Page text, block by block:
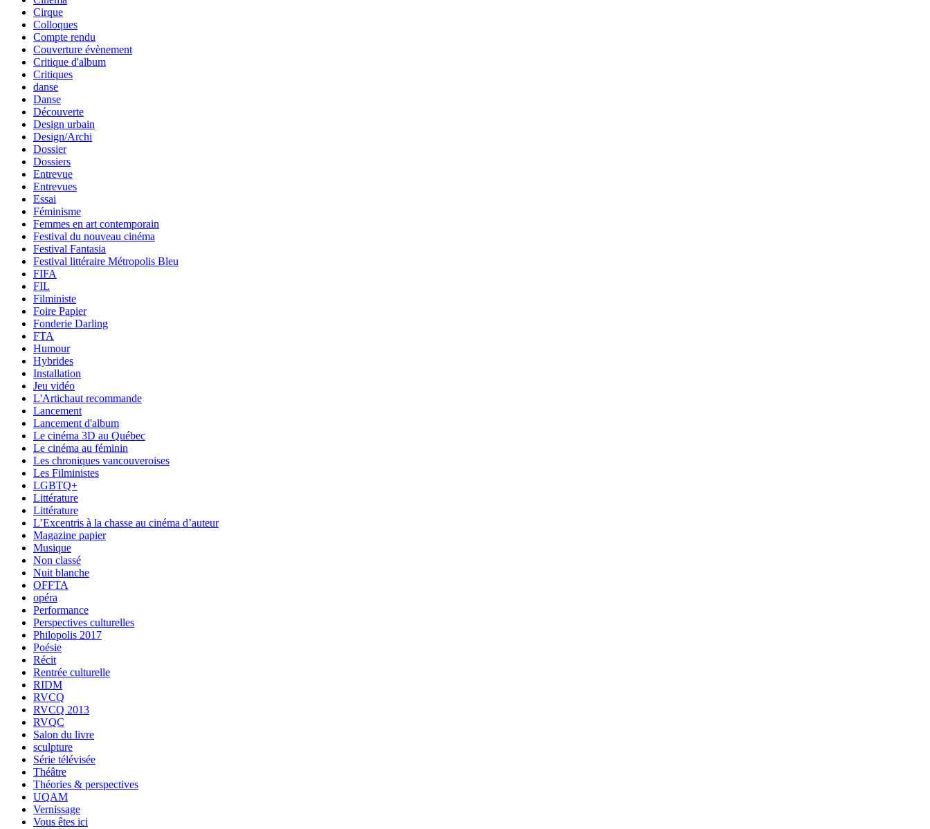
Cirque
Colloques
Compte rendu
Couverture évènement
Critique d'album
Critiques
danse
Danse
Découverte
Design urbain
Design/Archi
Dossier
Dossiers
Entrevue
Entrevues
Essai
Féminisme
Femmes en art contemporain
Festival du nouveau cinéma
Festival Fantasia
Festival littéraire Métropolis Bleu
FIFA
FIL
Filministe
Foire Papier
Fonderie Darling
FTA
Humour
Hybrides
Installation
Jeu vidéo
L'Artichaut recommande
Lancement
Lancement d'album
Le cinéma 3D au Québec
Le cinéma au féminin
Les chroniques vancouveroises
Les Filministes
LGBTQ+
Littérature
Littérature
L’Excentris à la chasse au cinéma d’auteur
Magazine papier
Musique
Non classé
Nuit blanche
OFFTA
opéra
Performance
Perspectives culturelles
Philopolis 2017
Poésie
Récit
Rentrée culturelle
RIDM
RVCQ
RVCQ 2013
RVQC
Salon du livre
sculpture
Série télévisée
Théâtre
Théories & perspectives
UQAM
Vernissage
Vous êtes ici